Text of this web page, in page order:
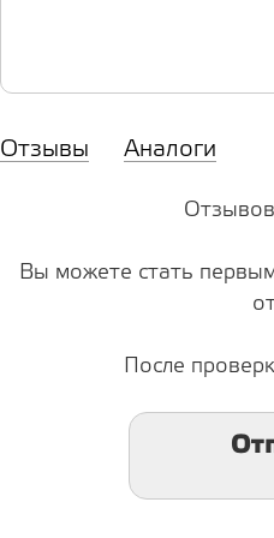
Отзывы Аналоги
Вы можете стать
После